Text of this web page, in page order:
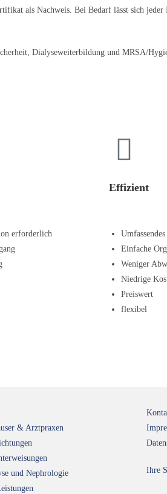
als Nachweis. Bei Bedarf lässt sich jeder
Dialyseweiterbildung und MRSA/
erforderlich
Effizient
Einfache
Weniger
Niedrige
Preiswert
flexibel
& Arztpraxen
und Nephrologie
Ihre